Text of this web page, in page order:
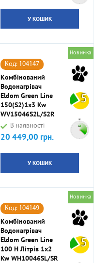
У КОШИК
Новинка
7
5
Код: 104147
Комбінований
Водонагрівач
Eldom Green Line
150(S2)1x3 Kw
WV15046S2L/S2R
В наявності
Ціна
20 449,00 грн.
У КОШИК
Новинка
7
5
Код: 104149
Комбінований
Водонагрівач
Eldom Green Line
100 Н Літрів 1x2
Kw WН10046SL/SR